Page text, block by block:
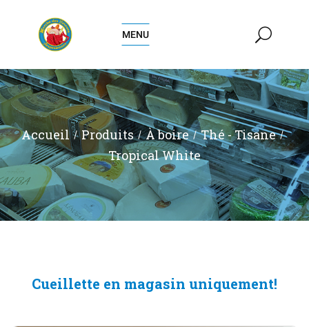
MENU
Accueil Produits À boire
Thé - Tisane
Tropical White
Cueillette en magasin uniquement!